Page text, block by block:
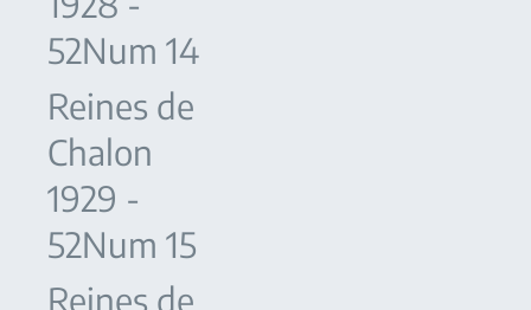
52Num 14
Reines de
Chalon
1929 -
52Num 15
Reines de